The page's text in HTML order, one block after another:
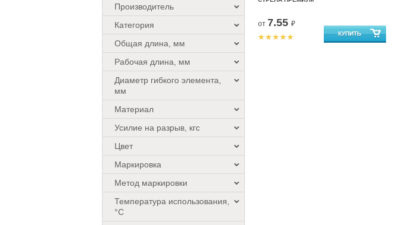
Производитель
Категория
Общая длина, мм
Рабочая длина, мм
Диаметр гибкого элемента,
мм
Материал
Усилие на разрыв, кгс
Цвет
Маркировка
Метод маркировки
Температура использования,
°C
от 7.55 ₽